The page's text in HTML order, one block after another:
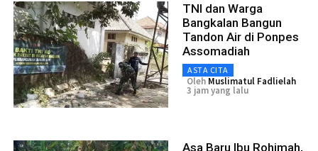
TNI dan Warga
Bangkalan Bangun
Tandon Air di Ponpes
Assomadiah
ASTA CITA
Oleh Muslimatul Fadlielah
3 jam yang lalu
Asa Baru Ibu Rohimah,